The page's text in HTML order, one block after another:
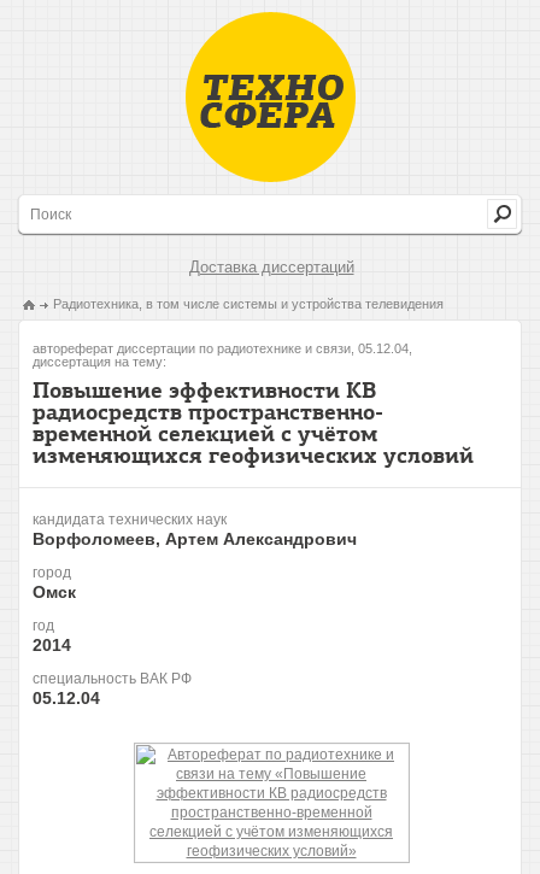
Доставка диссертаций
Радиотехника, в том числе системы и устройства телевидения
автореферат диссертации по радиотехнике и связи, 05.12.04,
диссертация на тему:
Повышение эффективности КВ
радиосредств пространственно-
временной селекцией с учётом
изменяющихся геофизических условий
кандидата технических наук
Ворфоломеев, Артем Александрович
город
Омск
год
2014
специальность ВАК РФ
05.12.04